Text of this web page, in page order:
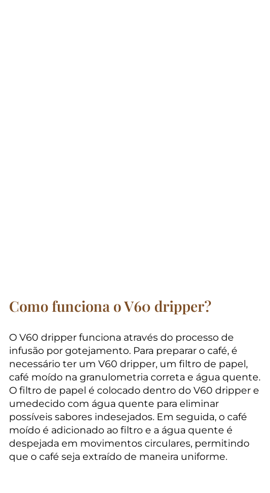
Como funciona o V60 dripper?
O V60 dripper funciona através do processo de
infusão por gotejamento. Para preparar o café, é
necessário ter um V60 dripper, um filtro de papel,
café moído na granulometria correta e água quente.
O filtro de papel é colocado dentro do V60 dripper e
umedecido com água quente para eliminar
possíveis sabores indesejados. Em seguida, o café
moído é adicionado ao filtro e a água quente é
despejada em movimentos circulares, permitindo
que o café seja extraído de maneira uniforme.